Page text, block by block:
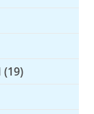
(19)